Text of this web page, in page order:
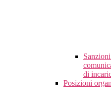
di
Posizioni